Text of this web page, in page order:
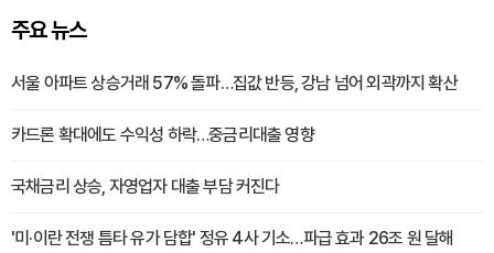
주요 뉴스
서울 아파트 상승거래 57% 돌파…집값 반등, 강남 넘어 외곽까지 확산
카드론 확대에도 수익성 하락…중금리대출 영향
국채금리 상승, 자영업자 대출 부담 커진다
'미·이란 전쟁 틈타 유가 담합' 정유 4사 기소…파급 효과 26조 원 달해